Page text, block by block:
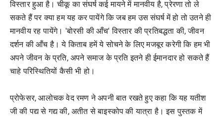
विस्तार हुआ है। चीकू का संघर्ष कई मायने में मानवीय है, प्रेरणा तो ले
सकते हैं पर क्या हम यह कर पायेंगे कि जब हम उस संघर्ष में हो तो उतने ही
मानवीय रह पायेंगे। 'बोरसी की आँच' विस्तार की प्रतिबद्धता की, जीवन
दर्शन की आँच है। ये किताब हमें ये सोचने के लिए मजबूर करेगी कि हम भी
अपने जीवन के प्रति, अपने समाज के प्रति इतने ही ईमानदार हो सकते हैं
चाहे परिस्थितियों कैसी भी हो।
प्रोफेसर, आलोचक वेद रमण ने अपनी बात रखते हुए कहा कि यह यतीश
जी की पद्य से गद्य की, अतीत से बाइस्कोप की यात्रा है। इस पुस्तक में